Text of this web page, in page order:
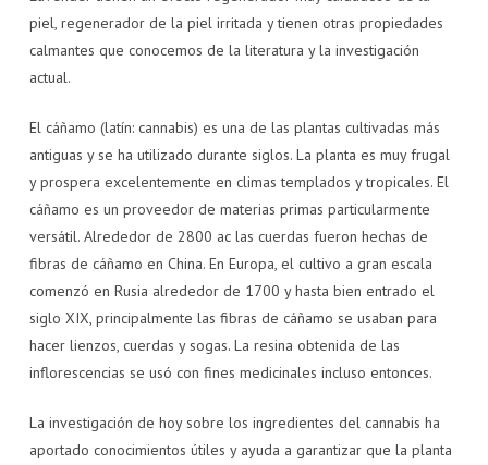
piel, regenerador de la piel irritada y tienen otras propiedades
calmantes que conocemos de la literatura y la investigación
actual.
El cáñamo (latín: cannabis) es una de las plantas cultivadas más
antiguas y se ha utilizado durante siglos. La planta es muy frugal
y prospera excelentemente en climas templados y tropicales. El
cáñamo es un proveedor de materias primas particularmente
versátil. Alrededor de 2800 ac las cuerdas fueron hechas de
fibras de cáñamo en China. En Europa, el cultivo a gran escala
comenzó en Rusia alrededor de 1700 y hasta bien entrado el
siglo XIX, principalmente las fibras de cáñamo se usaban para
hacer lienzos, cuerdas y sogas. La resina obtenida de las
inflorescencias se usó con fines medicinales incluso entonces.
La investigación de hoy sobre los ingredientes del cannabis ha
aportado conocimientos útiles y ayuda a garantizar que la planta